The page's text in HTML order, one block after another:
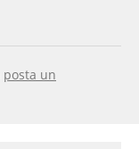
posta un